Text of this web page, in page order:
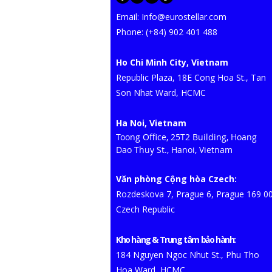
Email: Info@eurostellar.com
​​​Phone: (+84) 902 401 488
Ho Chi Minh City, Vietnam
​Republic Plaza, 18E Cong Hoa St., Tan
Son Nhat Ward, HCMC​
Ha Noi, Vietnam
Toong Office, 25T2 Building, Hoang
Dao Thuy St., Hanoi, Vietnam
Văn phòng Cộng hòa Czech:
Rozdeskova 7, Prague 6, Prague 169 00
Czech Republic
Kho hàng & Trung tâm bảo hành:
184 Nguyen Ngoc Nhut St., Phu Tho